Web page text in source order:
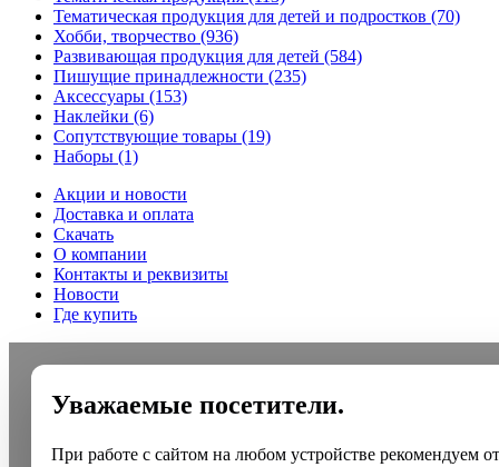
Тематическая продукция для детей и подростков (70)
Хобби, творчество (936)
Развивающая продукция для детей (584)
Пишущие принадлежности (235)
Аксессуары (153)
Наклейки (6)
Сопутствующие товары (19)
Наборы (1)
Акции и новости
Доставка и оплата
Скачать
О компании
Контакты и реквизиты
Новости
Где купить
Уважаемые посетители.
При работе с сайтом на любом устройстве рекомендуем